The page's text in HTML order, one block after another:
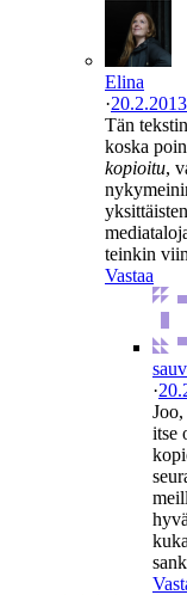
Elina
·
Tän
koska
kopioitu,
teinkin
Vastaa
·
itse